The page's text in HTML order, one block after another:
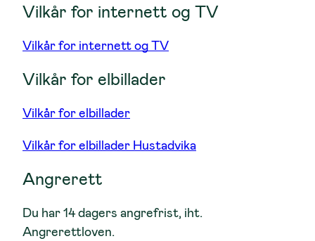
Vilkår for internett og TV
Vilkår for internett og TV
Vilkår for elbillader
Vilkår for elbillader
Vilkår for elbillader Hustadvika
Angrerett
Du har 14 dagers angrefrist, iht.
Angrerettloven.